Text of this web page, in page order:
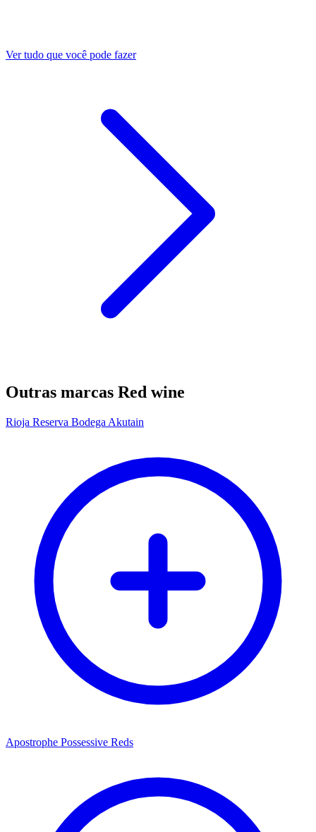
Ver tudo que você pode fazer
Outras marcas Red wine
Rioja Reserva Bodega Akutain
Apostrophe Possessive Reds